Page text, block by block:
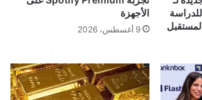
سنوات للدراسة
الأجهزة
9 أغسطس، 2026